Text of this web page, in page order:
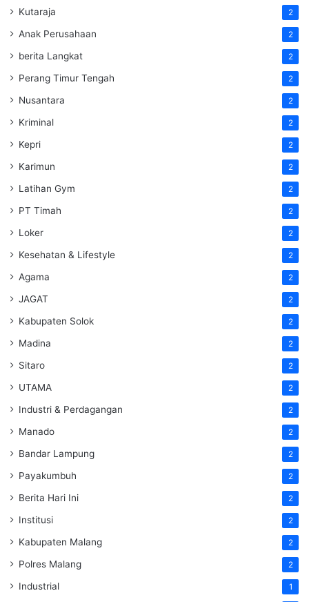
Kutaraja 2
Anak Perusahaan 2
berita Langkat 2
Perang Timur Tengah 2
Nusantara 2
Kriminal 2
Kepri 2
Karimun 2
Latihan Gym 2
PT Timah 2
Loker 2
Kesehatan & Lifestyle 2
Agama 2
JAGAT 2
Kabupaten Solok 2
Madina 2
Sitaro 2
UTAMA 2
Industri & Perdagangan 2
Manado 2
Bandar Lampung 2
Payakumbuh 2
Berita Hari Ini 2
Institusi 2
Kabupaten Malang 2
Polres Malang 2
Industrial 1